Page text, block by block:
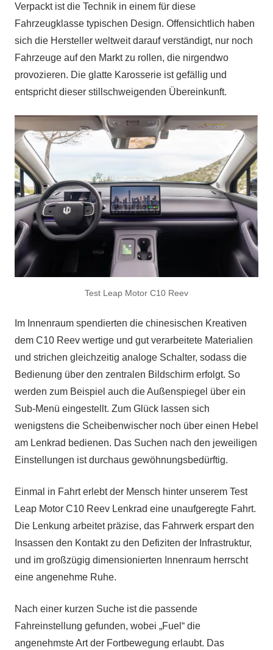
Verpackt ist die Technik in einem für diese
Fahrzeugklasse typischen Design. Offensichtlich haben
sich die Hersteller weltweit darauf verständigt, nur noch
Fahrzeuge auf den Markt zu rollen, die nirgendwo
provozieren. Die glatte Karosserie ist gefällig und
entspricht dieser stillschweigenden Übereinkunft.
Test Leap Motor C10 Reev
Im Innenraum spendierten die chinesischen Kreativen
dem C10 Reev wertige und gut verarbeitete Materialien
und strichen gleichzeitig analoge Schalter, sodass die
Bedienung über den zentralen Bildschirm erfolgt. So
werden zum Beispiel auch die Außenspiegel über ein
Sub-Menü eingestellt. Zum Glück lassen sich
wenigstens die Scheibenwischer noch über einen Hebel
am Lenkrad bedienen. Das Suchen nach den jeweiligen
Einstellungen ist durchaus gewöhnungsbedürftig.
Einmal in Fahrt erlebt der Mensch hinter unserem Test
Leap Motor C10 Reev Lenkrad eine unaufgeregte Fahrt.
Die Lenkung arbeitet präzise, das Fahrwerk erspart den
Insassen den Kontakt zu den Defiziten der Infrastruktur,
und im großzügig dimensionierten Innenraum herrscht
eine angenehme Ruhe.
Nach einer kurzen Suche ist die passende
Fahreinstellung gefunden, wobei „Fuel“ die
angenehmste Art der Fortbewegung erlaubt. Das